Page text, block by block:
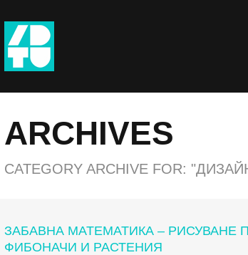
ARCHIVES
CATEGORY ARCHIVE FOR:
ЗАБАВНА МАТЕМАТИКА – РИСУВАНЕ
ФИБОНАЧИ И РАСТЕНИЯ